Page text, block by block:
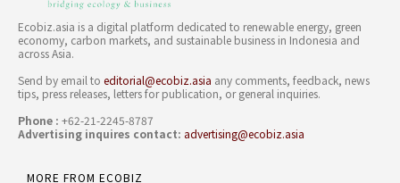
Ecobiz.asia is a digital platform dedicated to renewable energy, green
economy, carbon markets, and sustainable business in Indonesia and
across Asia.
Send by email to editorial@ecobiz.asia any comments, feedback, news
tips, press releases, letters for publication, or general inquiries.
Phone : +62-21-2245-8787
Advertising inquires contact: advertising@ecobiz.asia
MORE FROM ECOBIZ